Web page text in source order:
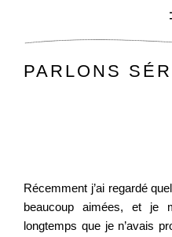
PARLONS
Récemment j’ai regardé
beaucoup aimées, et je
longtemps que je n’avais